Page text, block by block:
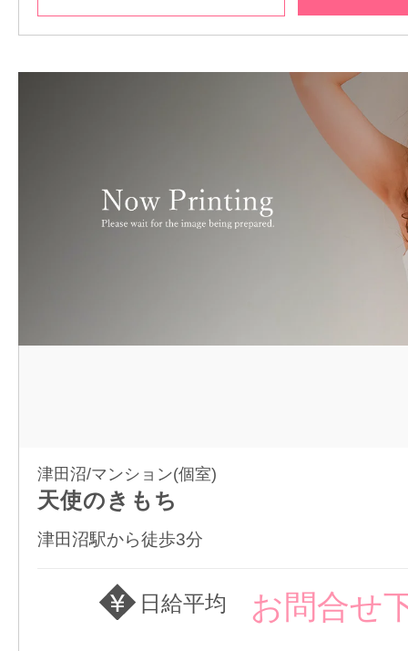
津田沼/マンション(個室)
天使のきもち
津田沼駅から徒歩3分
日給平均 お問合せ